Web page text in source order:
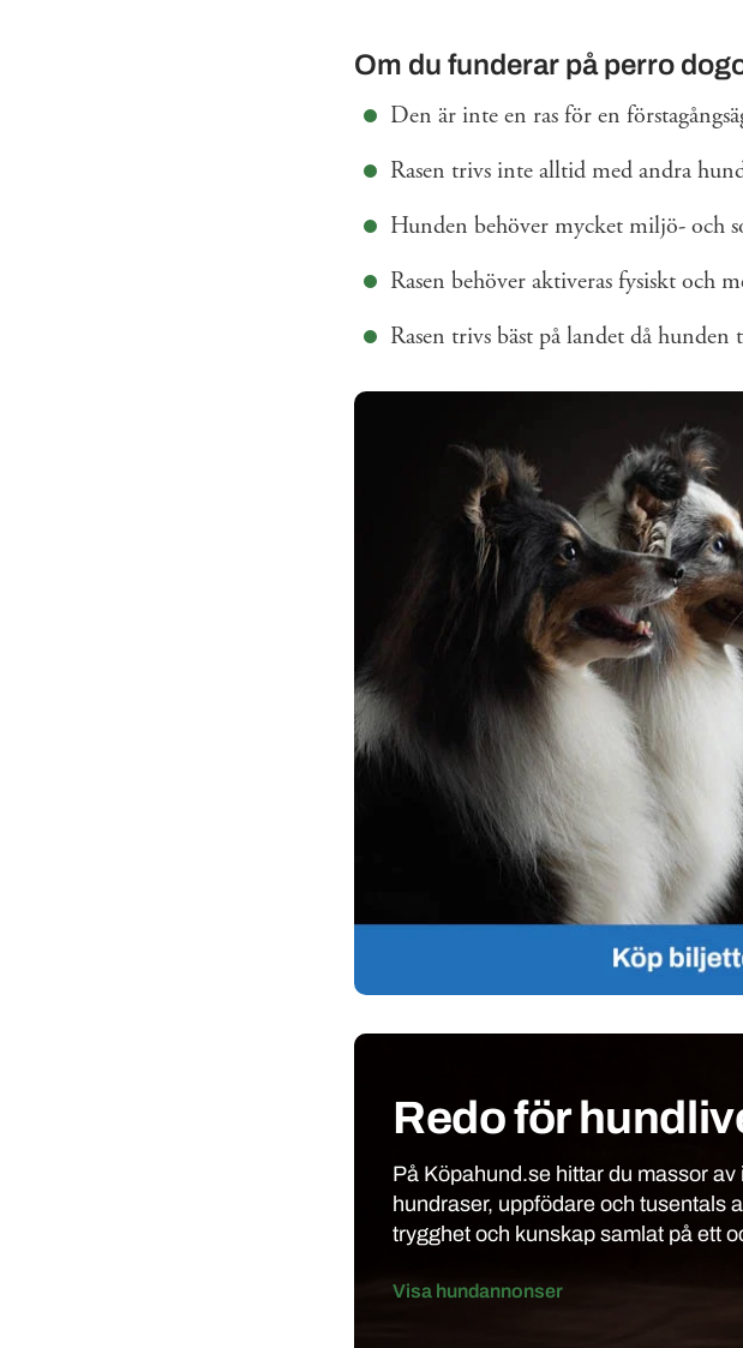
Om du funderar på perro
Den är inte en ras för en
Rasen trivs inte alltid med andra
Hunden behöver mycket miljö- och
Rasen behöver aktiveras fysiskt och
Rasen trivs bäst på landet då
Redo för
På Köpahund.se hittar du massor
hundraser, uppfödare och tusentals
trygghet och kunskap samlat på ett
Visa hundannonser